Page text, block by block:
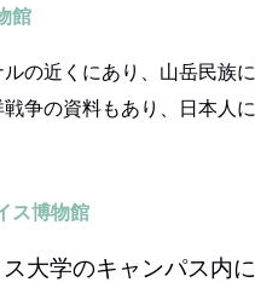
館
の近くにあり、山岳民族
戦争の資料もあり、日本人
ス博物館
大学のキャンパス内